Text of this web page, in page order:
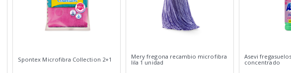
Spontex Microfibra Collection 2+1
Mery fregona recambio microfibra
lila 1 unidad
Asevi
concentrado